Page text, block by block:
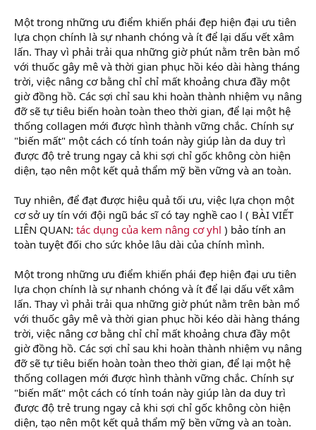
Một trong những ưu điểm khiến phái đẹp hiện đại ưu tiên
lựa chọn chính là sự nhanh chóng và ít để lại dấu vết xâm
lấn. Thay vì phải trải qua những giờ phút nằm trên bàn mổ
với thuốc gây mê và thời gian phục hồi kéo dài hàng tháng
trời, việc nâng cơ bằng chỉ chỉ mất khoảng chưa đầy một
giờ đồng hồ. Các sợi chỉ sau khi hoàn thành nhiệm vụ nâng
đỡ sẽ tự tiêu biến hoàn toàn theo thời gian, để lại một hệ
thống collagen mới được hình thành vững chắc. Chính sự
"biến mất" một cách có tính toán này giúp làn da duy trì
được độ trẻ trung ngay cả khi sợi chỉ gốc không còn hiện
diện, tạo nên một kết quả thẩm mỹ bền vững và an toàn.
Tuy nhiên, để đạt được hiệu quả tối ưu, việc lựa chọn một
cơ sở uy tín với đội ngũ bác sĩ có tay nghề cao l ( BÀI VIẾT
LIÊN QUAN: tác dụng của kem nâng cơ yhl ) bảo tính an
toàn tuyệt đối cho sức khỏe lâu dài của chính mình.
Một trong những ưu điểm khiến phái đẹp hiện đại ưu tiên
lựa chọn chính là sự nhanh chóng và ít để lại dấu vết xâm
lấn. Thay vì phải trải qua những giờ phút nằm trên bàn mổ
với thuốc gây mê và thời gian phục hồi kéo dài hàng tháng
trời, việc nâng cơ bằng chỉ chỉ mất khoảng chưa đầy một
giờ đồng hồ. Các sợi chỉ sau khi hoàn thành nhiệm vụ nâng
đỡ sẽ tự tiêu biến hoàn toàn theo thời gian, để lại một hệ
thống collagen mới được hình thành vững chắc. Chính sự
"biến mất" một cách có tính toán này giúp làn da duy trì
được độ trẻ trung ngay cả khi sợi chỉ gốc không còn hiện
diện, tạo nên một kết quả thẩm mỹ bền vững và an toàn.